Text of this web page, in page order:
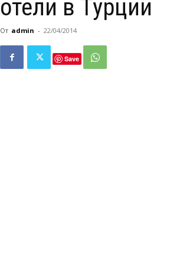
отели в Турции
От admin - 22/04/2014
Save